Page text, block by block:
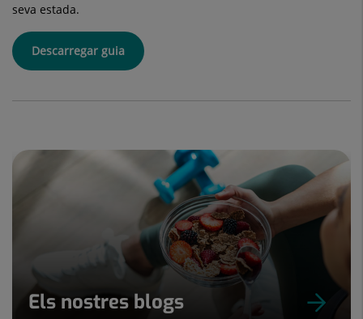
seva estada.
Descarregar guia
Els nostres blogs